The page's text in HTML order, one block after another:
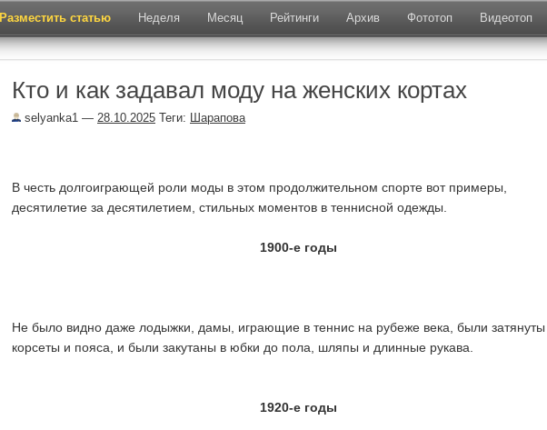
Разместить статью Неделя Месяц Рейтинги Архив Фототоп Видеотоп
Кто и как задавал моду на женских кортах
selyanka1 — 28.10.2025 Теги: Шарапова
В честь долгоиграющей роли моды в этом продолжительном спорте вот примеры,
десятилетие за десятилетием, стильных моментов в теннисной одежды.
1900-е годы
Не было видно даже лодыжки, дамы, играющие в теннис на рубеже века, были затянуты
корсеты и пояса, и были закутаны в юбки до пола, шляпы и длинные рукава.
1920-е годы